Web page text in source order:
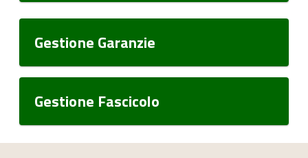
Gestione Garanzie
Gestione Fascicolo